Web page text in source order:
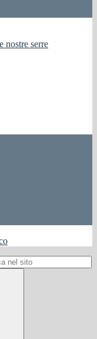
nostre serre